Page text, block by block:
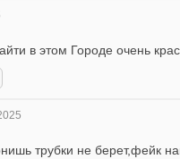
в этом Городе очень
трубки не берет,фейк